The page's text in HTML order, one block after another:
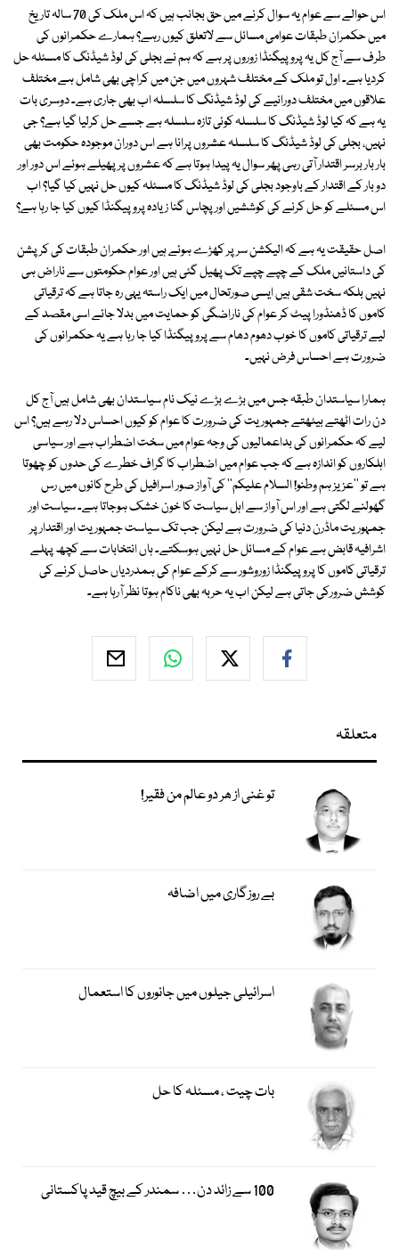
اس حوالے سے عوام یہ سوال کرنے میں حق بجانب ہیں کہ اس ملک کی 70 سالہ تاریخ
میں حکمران طبقات عوامی مسائل سے لاتعلق کیوں رہے؟ ہمارے حکمرانوں کی
طرف سے آج کل یہ پروپیگنڈا زوروں پر ہے کہ ہم نے بجلی کی لوڈ شیڈنگ کا مسئلہ حل
کردیا ہے۔ اول تو ملک کے مختلف شہروں میں جن میں کراچی بھی شامل ہے مختلف
علاقوں میں مختلف دورانیے کی لوڈ شیڈنگ کا سلسلہ اب بھی جاری ہے۔ دوسری بات
یہ ہے کہ کیا لوڈ شیڈنگ کا سلسلہ کوئی تازہ سلسلہ ہے جسے حل کرلیا گیا ہے؟ جی
نہیں، بجلی کی لوڈ شیڈنگ کا سلسلہ عشروں پرانا ہے اس دوران موجودہ حکومت بھی
بار بار برسر اقتدار آتی رہی پھر سوال یہ پیدا ہوتا ہے کہ عشروں پر پھیلے ہوئے اس دور اور
دو بار کے اقتدار کے باوجود بجلی کی لوڈ شیڈنگ کا مسئلہ کیوں حل نہیں کیا گیا؟ اب
اس مسئلے کو حل کرنے کی کوششیں اور پچاس گنا زیادہ پروپیگنڈا کیوں کیا جا رہا ہے؟
اصل حقیقت یہ ہے کہ الیکشن سر پر کھڑے ہوئے ہیں اور حکمران طبقات کی کرپشن
کی داستانیں ملک کے چپے چپے تک پھیل گئی ہیں اور عوام حکومتوں سے ناراض ہی
نہیں بلکہ سخت شقی ہیں ایسی صورتحال میں ایک راستہ یہی رہ جاتا ہے کہ ترقیاتی
کاموں کا ڈھنڈورا پیٹ کر عوام کی ناراضگی کو حمایت میں بدلا جائے اسی مقصد کے
لیے ترقیاتی کاموں کا خوب دھوم دھام سے پروپیگنڈا کیا جا رہا ہے یہ حکمرانوں کی
ضرورت ہے احساس فرض نہیں۔
ہمارا سیاستدان طبقہ جس میں بڑے بڑے نیک نام سیاستدان بھی شامل ہیں آج کل
دن رات اٹھتے بیٹھتے جمہوریت کی ضرورت کا عوام کو کیوں احساس دلا رہے ہیں؟ اس
لیے کہ حکمرانوں کی بداعمالیوں کی وجہ عوام میں سخت اضطراب ہے اور سیاسی
اہلکاروں کو اندازہ ہے کہ جب عوام میں اضطراب کا گراف خطرے کی حدوں کو چھوتا
ہے تو ''عزیز ہم وطنو! السلام علیکم'' کی آواز صور اسرافیل کی طرح کانوں میں رس
گھولنے لگتی ہے اور اس آواز سے اہل سیاست کا خون خشک ہوجاتا ہے۔ سیاست اور
جمہوریت ماڈرن دنیا کی ضرورت ہے لیکن جب تک سیاست جمہوریت اور اقتدار پر
اشرافیہ قابض ہے عوام کے مسائل حل نہیں ہوسکتے۔ ہاں انتخابات سے کچھ پہلے
ترقیاتی کاموں کا پروپیگنڈا زوروشور سے کرکے عوام کی ہمدردیاں حاصل کرنے کی
کوشش ضرورکی جاتی ہے لیکن اب یہ حربہ بھی ناکام ہوتا نظر آرہا ہے۔
متعلقہ
تو غنی از ھر دو عالم من فقیر!
بے روزگاری میں اضافہ
اسرائیلی جیلوں میں جانوروں کا استعمال
بات چیت ، مسئلہ کا حل
100 سے زائد دن… سمندر کے بیچ قید پاکستانی